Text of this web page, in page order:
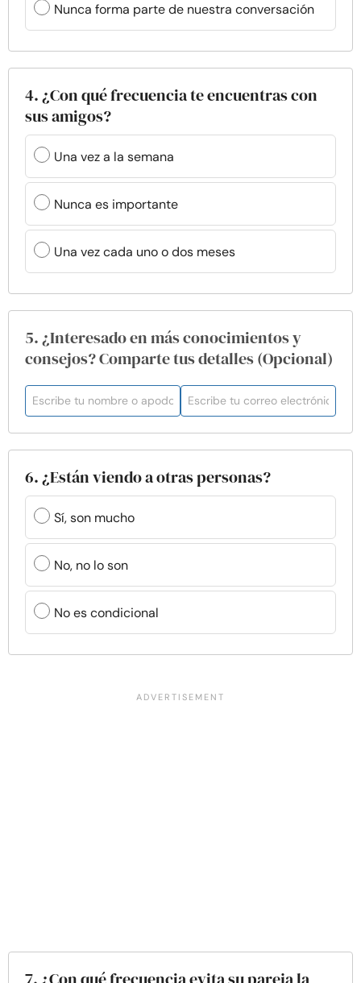
Nunca forma parte de nuestra conversación
4. ¿Con qué frecuencia te encuentras con
sus amigos?
Una vez a la semana
Nunca es importante
Una vez cada uno o dos meses
5. ¿Interesado en más conocimientos y
consejos? Comparte tus detalles (Opcional)
6. ¿Están viendo a otras personas?
Sí, son mucho
No, no lo son
No es condicional